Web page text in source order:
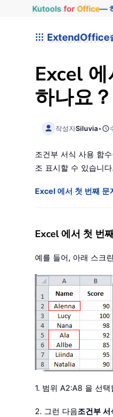
Kutools for Office—
ExtendOffice
Excel
하나요？
작성자Siluvia•
조건부 서식 사용 함
조 표시할 수 있습니
Excel 에서 첫 번째 문
Excel 에서 첫 번
예를 들어, 아래 스크
1. 범위 A2:A8 을 선택
2. 그런 다음조건부 서